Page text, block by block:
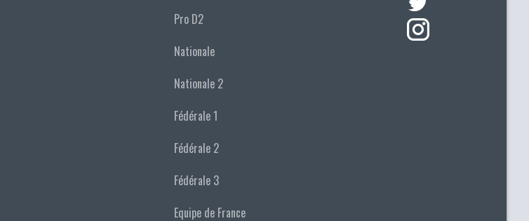
Pro D2
Nationale
Nationale 2
Fédérale 1
Fédérale 2
Fédérale 3
Equipe de France